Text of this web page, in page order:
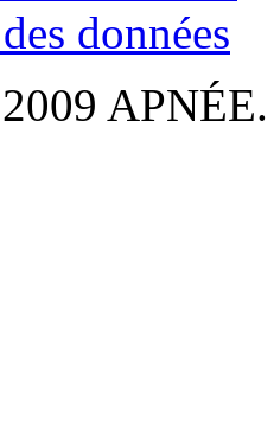
données
APNÉE.